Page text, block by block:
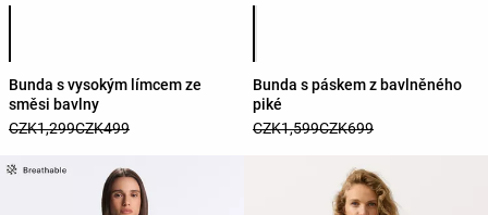
Seznam barev produktu
Bunda s vysokým límcem ze
směsi bavlny
CZK1,299CZK499
Seznam barev produktu
Bunda s páskem z bavlněného
piké
CZK1,599CZK699